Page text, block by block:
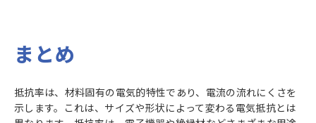
まとめ
抵抗率は、材料固有の電気的特性であり、電流の流れにくさを
示します。これは、サイズや形状によって変わる電気抵抗とは